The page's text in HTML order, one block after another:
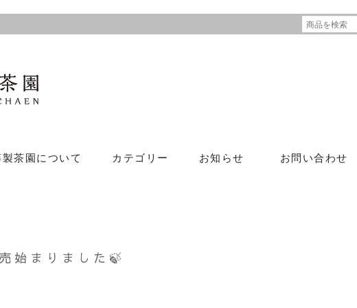
茶園について カテゴリー お知らせ お問い合わせ
始まりました🍃